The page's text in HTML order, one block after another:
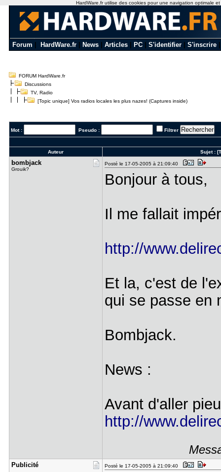
Forum HardWare.fr News Articles PC S'identifier S'inscrire
FORUM HardWare.fr
Discussions
TV, Radio
[Topic unique] Vos radios locales les plus nazes! (Captures inside)
Mot : Pseudo : Filtrer
Auteur Sujet :
bombjack
Grouik?
Posté le 17-05-2005 à 21:09:40
Bonjour à tous,
Il me fallait
http://
Et la, c'est de
qui se passe en
Bombjack.
News :
Avant d'aller
http://
Publicité Posté le 17-05-2005 à 21:09:40
HardWare.fr utilise des cookies pour une navigation optimale